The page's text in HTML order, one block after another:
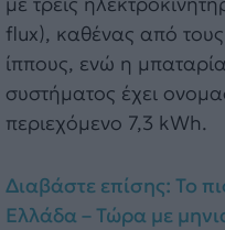
flux), καθένας από
ίππους, ενώ η
συστήματος έχει
περιεχόμενο 7,3 kWh.
Διαβάστε επίσης: Το
Ελλάδα – Τώρα με